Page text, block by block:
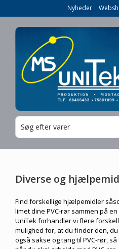
Nyheder
Diverse og
Find forskellige hjælpemidler
limet dine PVC-rør sammen på
UniTek forhandler vi flere
mulighed for, at du finder den,
også sakse og tang til PVC-rør,